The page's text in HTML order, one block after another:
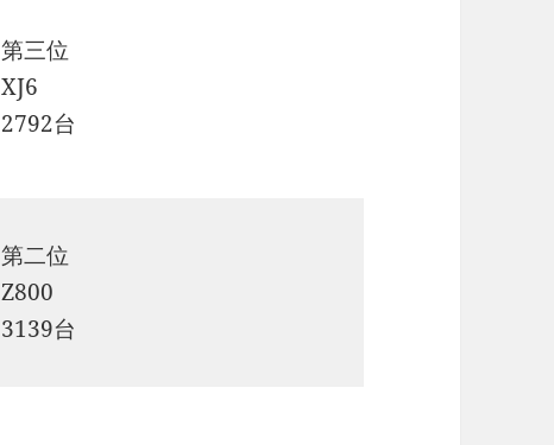
第三位
XJ6
2792台
第二位
Z800
3139台